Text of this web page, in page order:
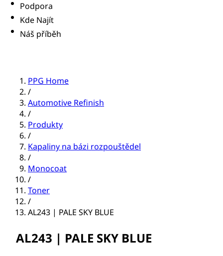
Podpora
Kde Najít
Náš příběh
PPG Home
/
Automotive Refinish
/
Produkty
/
Kapaliny na bázi rozpouštědel
/
Monocoat
/
Toner
/
AL243 | PALE SKY BLUE
AL243 | PALE SKY BLUE